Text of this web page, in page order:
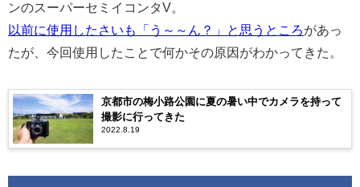
ンのスーパーセミイコンタV。
以前に使用したさいも「う～～ん？」と思うところがあっ
たが、今回使用したことで何かその原因がわかってきた。
京都市の梅小路公園に夏の暑い中でカメラを持って
撮影に行ってきた
2022.8.19